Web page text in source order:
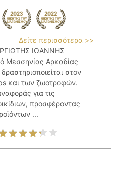
Δείτε περισσότερα >>
ΙΩΑΝΝΗΣ
Μεσσηνίας Αρκαδίας
στον
και των ζωοτροφών.
για τις
προσφέροντας
...